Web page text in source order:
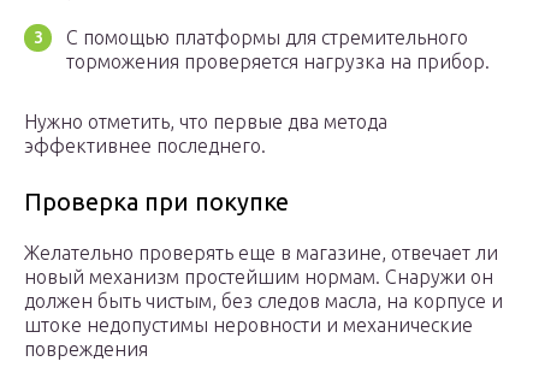
С помощью платформы для стремительного
торможения проверяется нагрузка на прибор.
Нужно отметить, что первые два метода
эффективнее последнего.
Проверка при покупке
Желательно проверять еще в магазине, отвечает ли
новый механизм простейшим нормам. Снаружи он
должен быть чистым, без следов масла, на корпусе и
штоке недопустимы неровности и механические
повреждения